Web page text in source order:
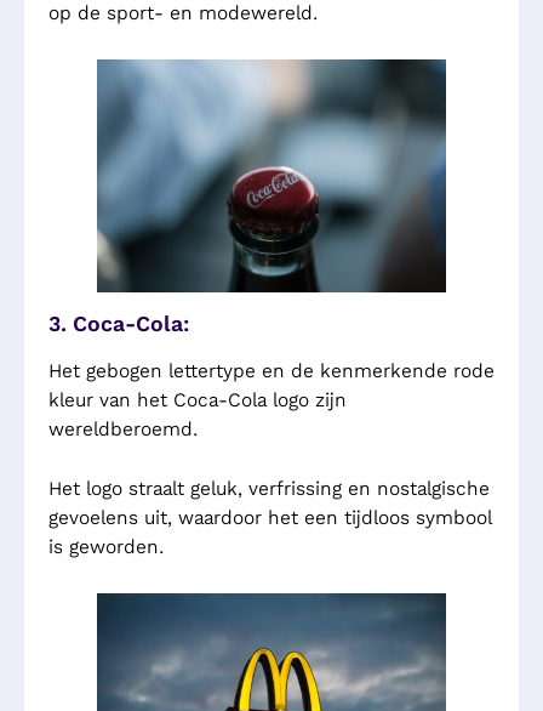
op de sport- en modewereld.
3. Coca-Cola:
Het gebogen lettertype en de kenmerkende rode
kleur van het Coca-Cola logo zijn
wereldberoemd.
Het logo straalt geluk, verfrissing en nostalgische
gevoelens uit, waardoor het een tijdloos symbool
is geworden.